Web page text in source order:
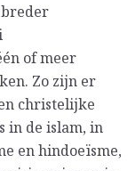
of meer
Zo zijn er
christelijke
in de islam, in
en hindoeïsme,